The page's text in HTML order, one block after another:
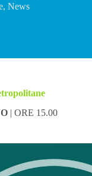
,News
| ORE 15.00